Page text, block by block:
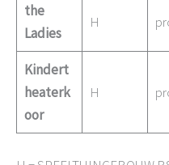
the
Ladies
H
Kindert
heaterk
oor
H